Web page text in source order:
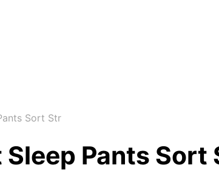
Sort Str
Pants Sort